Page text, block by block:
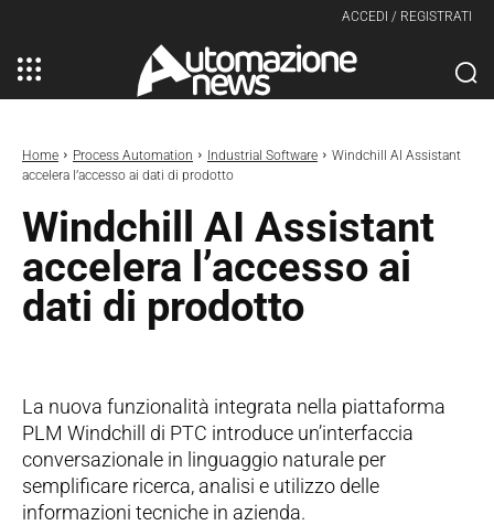
ACCEDI / REGISTRATI
Home Process Automation Industrial Software
Windchill AI Assistant
accelera l’accesso ai dati di prodotto
Windchill AI Assistant
accelera l’accesso ai
dati di prodotto
La nuova funzionalità integrata nella piattaforma
PLM Windchill di PTC introduce un’interfaccia
conversazionale in linguaggio naturale per
semplificare ricerca, analisi e utilizzo delle
informazioni tecniche in azienda.